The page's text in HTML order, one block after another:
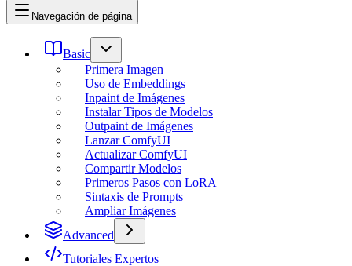
Navegación de página
Basic
Primera Imagen
Uso de Embeddings
Inpaint de Imágenes
Instalar Tipos de Modelos
Outpaint de Imágenes
Lanzar ComfyUI
Actualizar ComfyUI
Compartir Modelos
Primeros Pasos con LoRA
Sintaxis de Prompts
Ampliar Imágenes
Advanced
Tutoriales Expertos